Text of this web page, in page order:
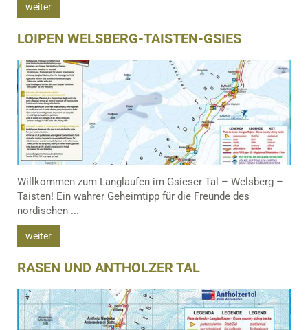
weiter
LOIPEN WELSBERG-TAISTEN-GSIES
Willkommen zum Langlaufen im Gsieser Tal – Welsberg –
Taisten! Ein wahrer Geheimtipp für die Freunde des
nordischen ...
weiter
RASEN UND ANTHOLZER TAL